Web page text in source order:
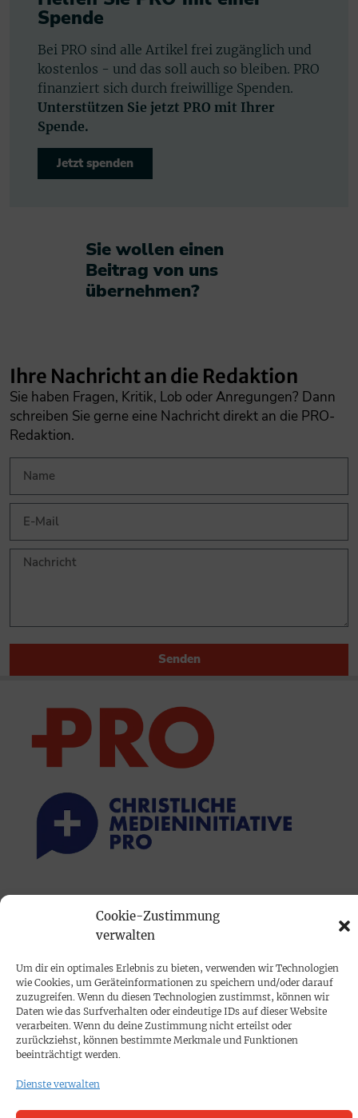
Cookie-Zustimmung
verwalten
Um dir ein optimales Erlebnis zu bieten, verwenden wir Technologien
wie Cookies, um Geräteinformationen zu speichern und/oder darauf
zuzugreifen. Wenn du diesen Technologien zustimmst, können wir
Daten wie das Surfverhalten oder eindeutige IDs auf dieser Website
verarbeiten. Wenn du deine Zustimmung nicht erteilst oder
zurückziehst, können bestimmte Merkmale und Funktionen
beeinträchtigt werden.
Dienste verwalten
Spende
Bei PRO sind alle Artikel frei zugänglich und
kostenlos - und das soll auch so bleiben. PRO
finanziert sich durch freiwillige Spenden.
Unterstützen Sie jetzt PRO mit Ihrer
Spende.
Jetzt spenden
Sie wollen einen
Beitrag von uns
übernehmen?​
Ihre Nachricht an die Redaktion
Sie haben Fragen, Kritik, Lob oder Anregungen? Dann
schreiben Sie gerne eine Nachricht direkt an die PRO-
Redaktion.
Senden
PRINTAUSGABE
Mediadaten
PROKOMPAKT
Impressum
SPENDEN
KONTAKT